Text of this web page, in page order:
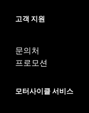
고객 지원
문의처
프로모션
모터사이클 서비스